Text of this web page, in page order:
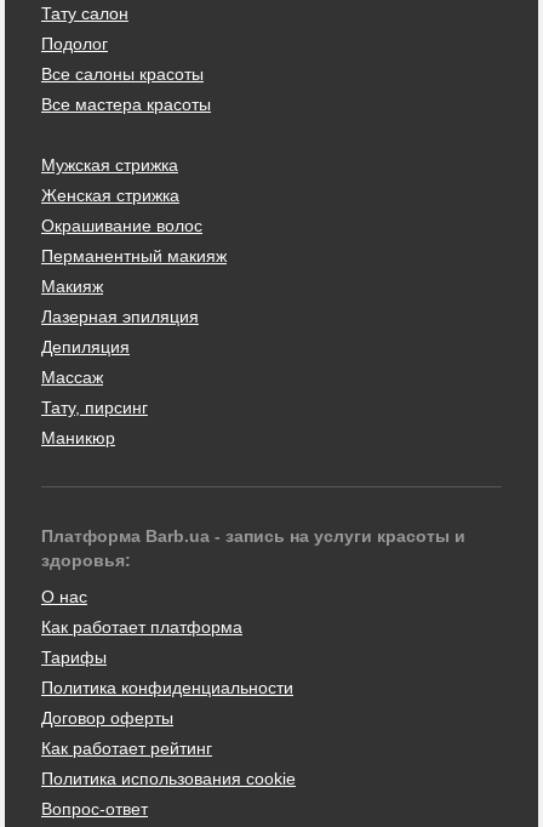
Тату салон
Подолог
Все салоны красоты
Все мастера красоты
Мужская стрижка
Женская стрижка
Окрашивание волос
Перманентный макияж
Макияж
Лазерная эпиляция
Депиляция
Массаж
Тату, пирсинг
Маникюр
Платформа Barb.ua - запись на услуги красоты и
здоровья:
О нас
Как работает платформа
Тарифы
Политика конфиденциальности
Договор оферты
Как работает рейтинг
Политика использования cookie
Вопрос-ответ